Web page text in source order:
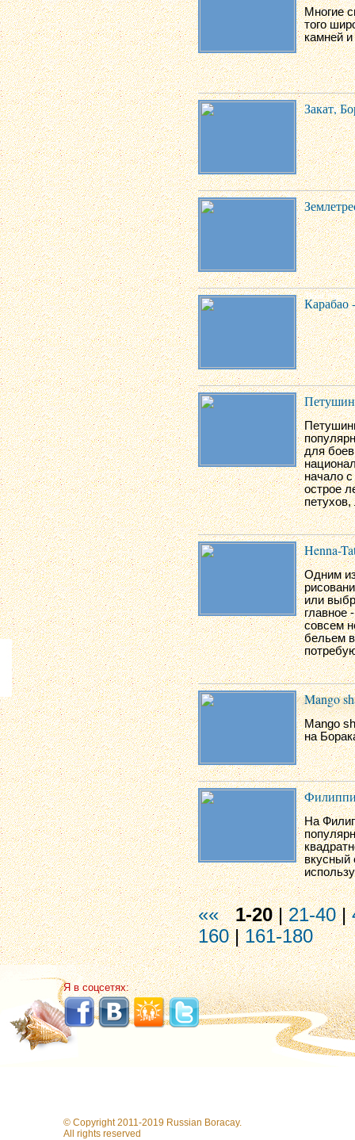
Многие
того
камней и
Закат,
Карабао
для
начало
острое
Henna-
Одним
или
главное
совсем
бельем
Mango
Mango
на
На
вкусный
«« 1-20|21-40|
160|161-180
Я в соцсетях:
© Copyright 2011-2019 Russian Boracay.
All rights reserved